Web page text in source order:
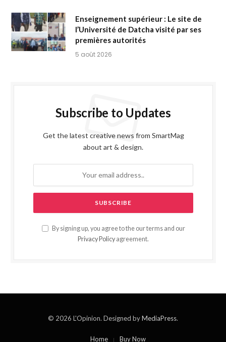
Enseignement supérieur : Le site de
l’Université de Datcha visité par ses
premières autorités
5 août 2026
Subscribe to Updates
Get the latest creative news from SmartMag
about art & design.
By signing up, you agree to the our terms and our
Privacy Policy agreement.
© 2026 L'Opinion. Designed byMediaPress.
Home Buy Now